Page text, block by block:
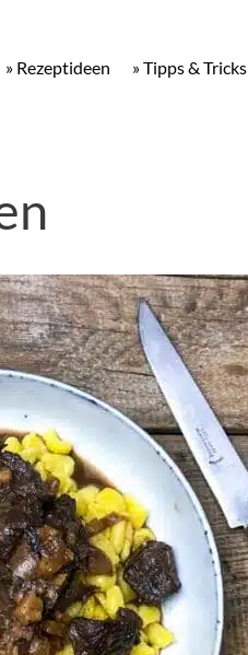
» Tipps & Tricks
» Rezeptideen